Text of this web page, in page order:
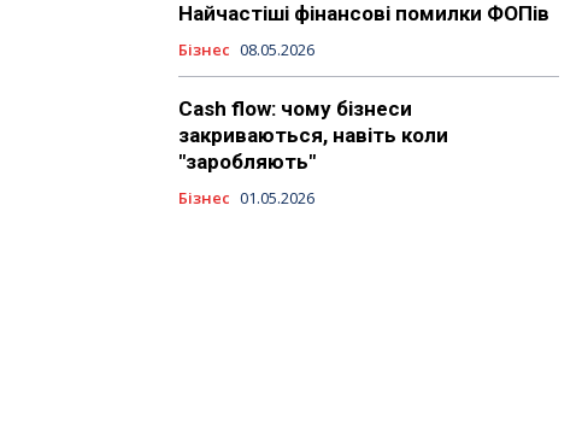
Найчастіші фінансові помилки ФОПів
Бізнес 08.05.2026
Cash flow: чому бізнеси
закриваються, навіть коли
"заробляють"
Бізнес 01.05.2026